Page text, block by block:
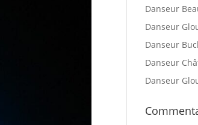
Danseur
Danseur
Danseur
Danseur
Danseur